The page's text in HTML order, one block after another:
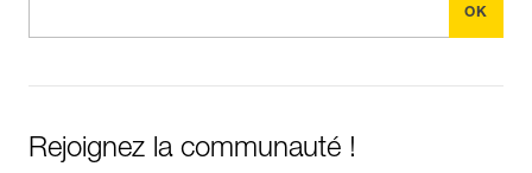
Rejoignez la communauté !